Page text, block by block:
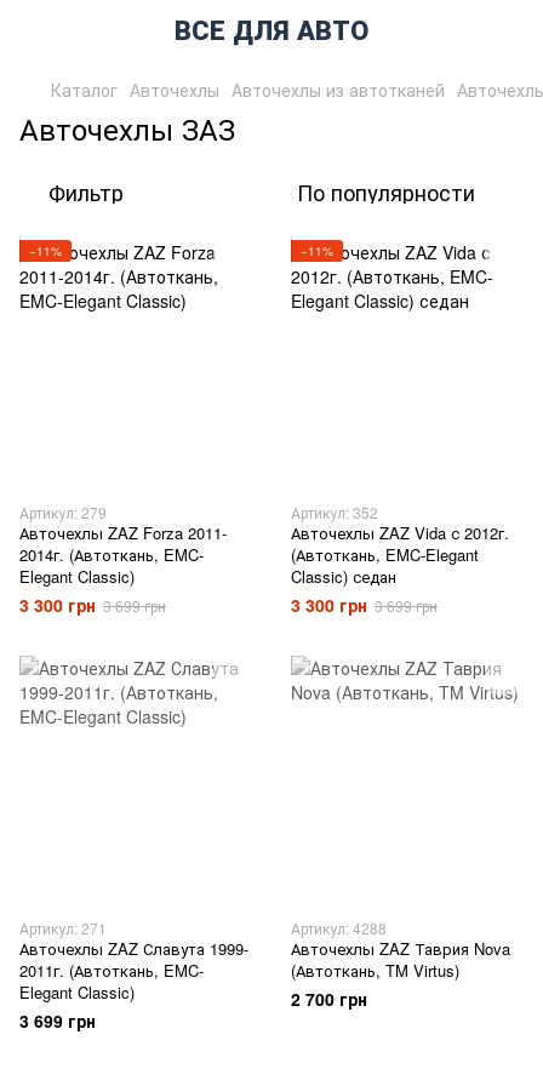
ВСЕ ДЛЯ АВТО
Каталог Авточехлы Авточехлы из автотканей
Авточехлы ЗАЗ
Фильтр По популярности
−11%
Артикул: 279
Авточехлы ZAZ Forza 2011-
2014г. (Автоткань, EMC-
Elegant Classic)
3 300 грн 3 699 грн
−11%
Артикул: 352
Авточехлы ZAZ Vida с 2012г.
(Автоткань, EMC-Elegant
Classic) седан
3 300 грн 3 699 грн
Артикул: 271
Авточехлы ZAZ Славута 1999-
2011г. (Автоткань, EMC-
Elegant Classic)
3 699 грн
Артикул: 4288
Авточехлы ZAZ Таврия Nova
(Автоткань, TM Virtus)
2 700 грн